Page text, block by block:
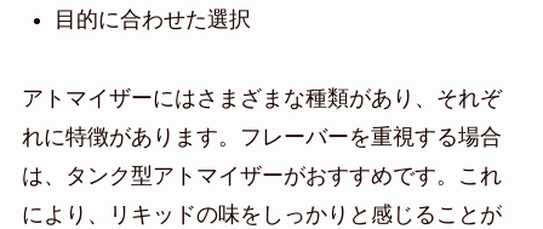
目的に合わせた選択
アトマイザーにはさまざまな種類があり、それぞ
れに特徴があります。フレーバーを重視する場合
は、タンク型アトマイザーがおすすめです。これ
により、リキッドの味をしっかりと感じることが